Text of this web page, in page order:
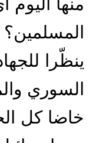
ينظّرا
السوري
خاضا كل